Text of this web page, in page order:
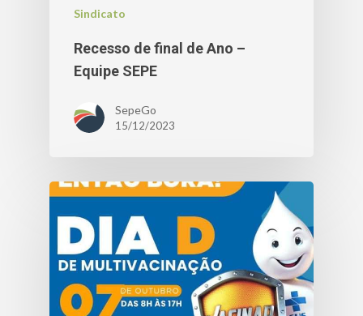
Sindicato
Recesso de final de Ano –
Equipe SEPE
SepeGo
15/12/2023